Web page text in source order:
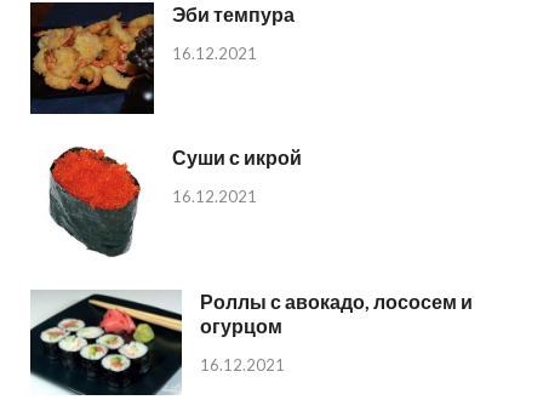
Эби темпура
16.12.2021
Суши с икрой
16.12.2021
Роллы с авокадо, лососем и
огурцом
16.12.2021